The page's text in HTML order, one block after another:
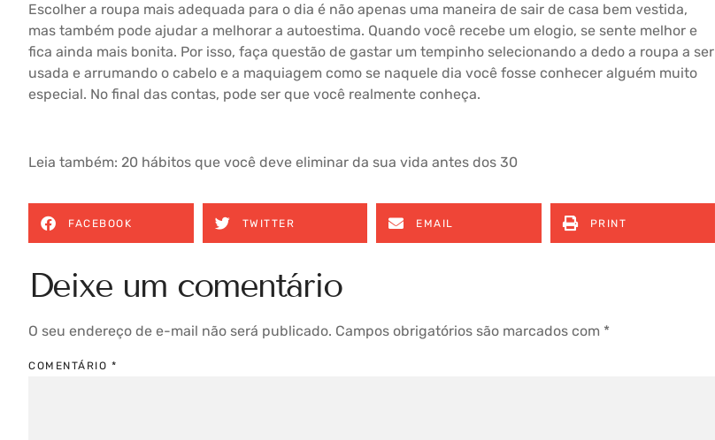
Escolher a roupa mais adequada para o dia é não apenas uma maneira de sair de casa bem vestida,
mas também pode ajudar a melhorar a autoestima. Quando você recebe um elogio, se sente melhor e
fica ainda mais bonita. Por isso, faça questão de gastar um tempinho selecionando a dedo a roupa a ser
usada e arrumando o cabelo e a maquiagem como se naquele dia você fosse conhecer alguém muito
especial. No final das contas, pode ser que você realmente conheça.
Leia também: 20 hábitos que você deve eliminar da sua vida antes dos 30
FACEBOOK TWITTER EMAIL PRINT
Deixe um comentário
O seu endereço de e-mail não será publicado. Campos obrigatórios são marcados com *
COMENTÁRIO *